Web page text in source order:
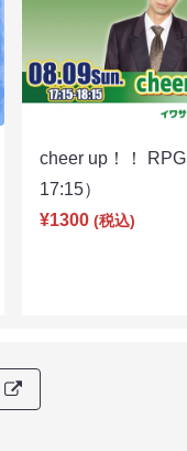
cheer up！！
17:15）
¥1300 (税込)